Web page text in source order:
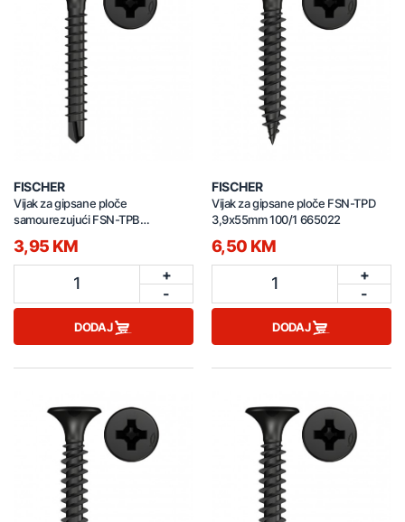
FISCHER
Vijak za gipsane ploče
samourezujući FSN-TPB
3,95 KM
1
+
-
DODAJ
FISCHER
Vijak za gipsane ploče FSN-TPD
3,9x55mm 100/1 665022
6,50 KM
1
+
-
DODAJ